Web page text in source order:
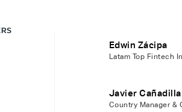
Edwin Zácipa
Latam Top Fintech
Javier
Country Manager &